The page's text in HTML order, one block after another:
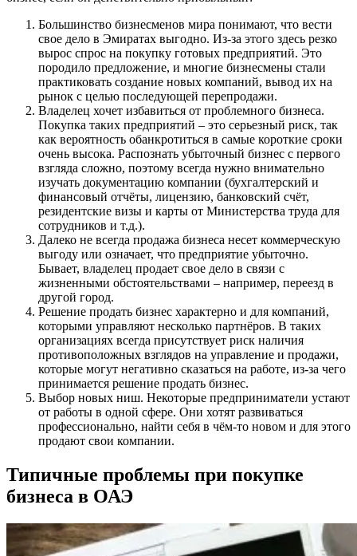
Большинство бизнесменов мира понимают, что вести
свое дело в Эмиратах выгодно. Из-за этого здесь резко
вырос спрос на покупку готовых предприятий. Это
породило предложение, и многие бизнесмены стали
практиковать создание новых компаний, вывод их на
рынок с целью последующей перепродажи.
Владелец хочет избавиться от проблемного бизнеса.
Покупка таких предприятий – это серьезный риск, так
как вероятность обанкротиться в самые короткие сроки
очень высока. Распознать убыточный бизнес с первого
взгляда сложно, поэтому всегда нужно внимательно
изучать документацию компании (бухгалтерский и
финансовый отчёты, лицензию, банковский счёт,
резидентские визы и карты от Министерства труда для
сотрудников и т.д.).
Далеко не всегда продажа бизнеса несет коммерческую
выгоду или означает, что предприятие убыточно.
Бывает, владелец продает свое дело в связи с
жизненными обстоятельствами – например, переезд в
другой город.
Решение продать бизнес характерно и для компаний,
которыми управляют несколько партнёров. В таких
организациях всегда присутствует риск наличия
противоположных взглядов на управление и продажи,
которые могут негативно сказаться на работе, из-за чего
принимается решение продать бизнес.
Выбор новых ниш. Некоторые предприниматели устают
от работы в одной сфере. Они хотят развиваться
профессионально, найти себя в чём-то новом и для этого
продают свои компании.
Типичные проблемы при покупке
бизнеса в ОАЭ